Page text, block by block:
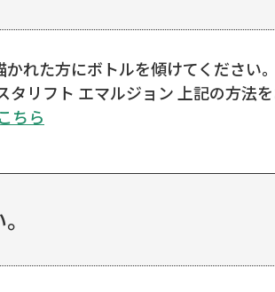
れた方にボトルを傾けてください
リフト エマルジョン 上記の方法
ちら